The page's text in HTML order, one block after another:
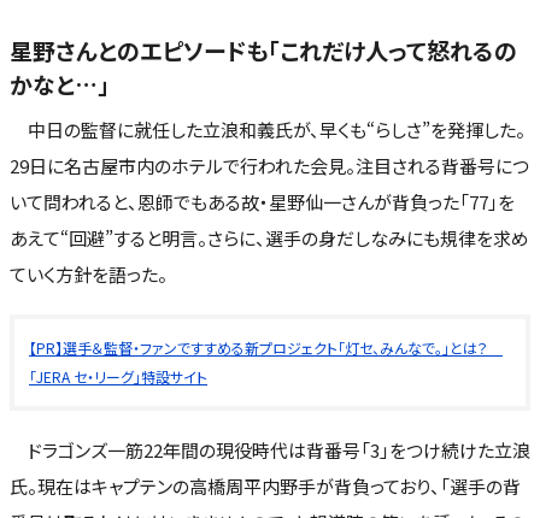
星野さんとのエピソードも「これだけ人って怒れるの
かなと…」
中日の監督に就任した立浪和義氏が、早くも“らしさ”を発揮した。
29日に名古屋市内のホテルで行われた会見。注目される背番号につ
いて問われると、恩師でもある故・星野仙一さんが背負った「77」を
あえて“回避”すると明言。さらに、選手の身だしなみにも規律を求め
ていく方針を語った。
【PR】選手＆監督・ファンですすめる新プロジェクト「灯セ、みんなで。」とは？
「JERA セ・リーグ」特設サイト
ドラゴンズ一筋22年間の現役時代は背番号「3」をつけ続けた立浪
氏。現在はキャプテンの高橋周平内野手が背負っており、「選手の背